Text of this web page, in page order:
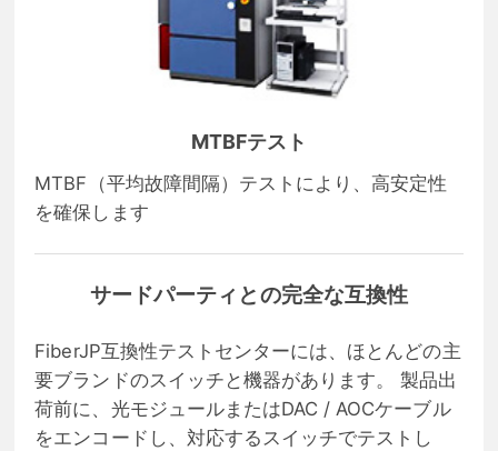
MTBFテスト
MTBF（平均故障間隔）テストにより、高安定性
を確保します
サードパーティとの完全な互換性
FiberJP互換性テストセンターには、ほとんどの主
要ブランドのスイッチと機器があります。 製品出
荷前に、光モジュールまたはDAC / AOCケーブル
をエンコードし、対応するスイッチでテストし